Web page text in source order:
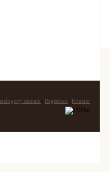
záznam Registrace Kontakt